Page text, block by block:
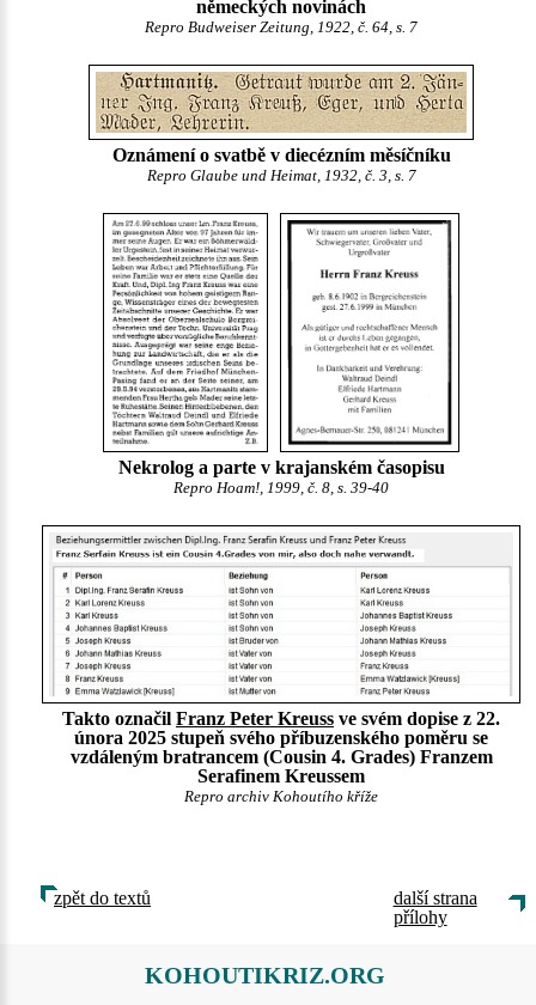
německých novinách
Repro Budweiser Zeitung, 1922, č. 64, s. 7
Oznámení o svatbě v diecézním měsíčníku
Repro Glaube und Heimat, 1932, č. 3, s. 7
Nekrolog a parte v krajanském časopisu
Repro Hoam!, 1999, č. 8, s. 39-40
Takto označil Franz Peter Kreuss ve svém dopise z 22.
února 2025 stupeň svého příbuzenského poměru se
vzdáleným bratrancem (Cousin 4. Grades) Franzem
Serafinem Kreussem
Repro archiv Kohoutího kříže
zpět do textů
další strana
přílohy
KOHOUTIKRIZ.ORG